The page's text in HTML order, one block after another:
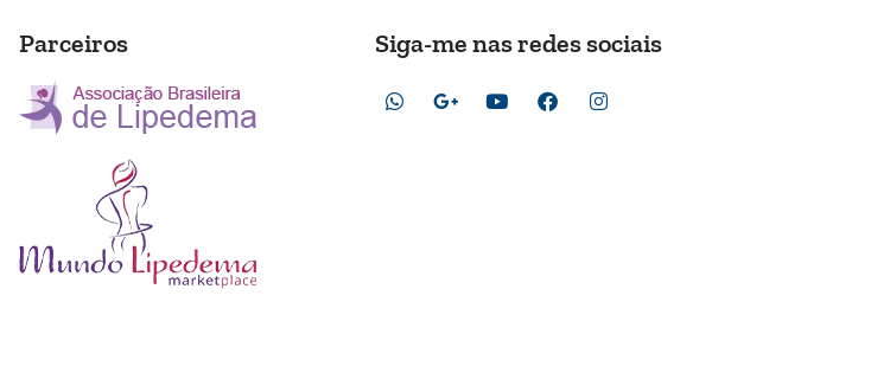
Parceiros Siga-me nas redes sociais